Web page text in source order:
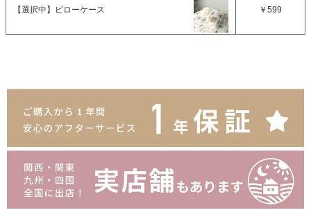
【選択中】 ピローケース ￥599